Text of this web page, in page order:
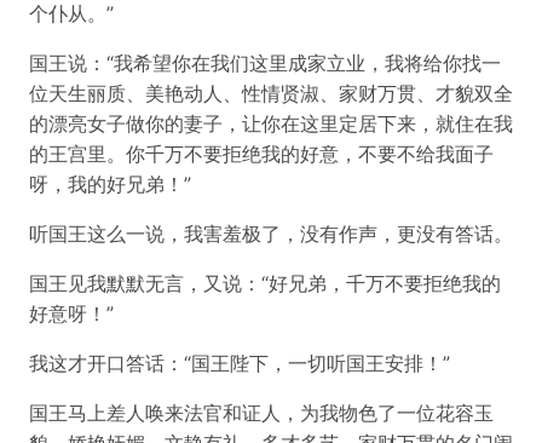
个仆从。”
国王说：“我希望你在我们这里成家立业，我将给你找一
位天生丽质、美艳动人、性情贤淑、家财万贯、才貌双全
的漂亮女子做你的妻子，让你在这里定居下来，就住在我
的王宫里。你千万不要拒绝我的好意，不要不给我面子
呀，我的好兄弟！”
听国王这么一说，我害羞极了，没有作声，更没有答话。
国王见我默默无言，又说：“好兄弟，千万不要拒绝我的
好意呀！”
我这才开口答话：“国王陛下，一切听国王安排！”
国王马上差人唤来法官和证人，为我物色了一位花容玉